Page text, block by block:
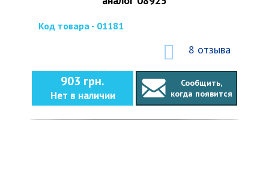
Код товара - 01181
8 отзыва
903 грн.
Нет в наличии
Сообщить,
когда появится